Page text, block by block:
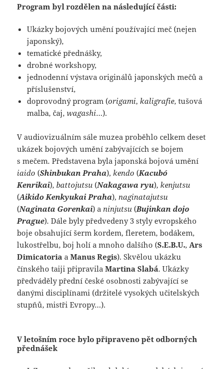
Program byl rozdělen na následující části:
Ukázky bojových umění používající meč (nejen
japonský),
tematické přednášky,
drobné workshopy,
jednodenní výstava originálů japonských mečů a
příslušenství,
doprovodný program (origami,kaligrafie, tušová
malba, čaj,wagashi…).
V audiovizuálním sále muzea proběhlo celkem deset
ukázek bojových umění zabývajících se bojem
s mečem. Představena byla japonská bojová umění
iaido (Shinbukan Praha),kendo (Kacubó
Kenrikai),battojutsu (Nakagawa ryu),kenjutsu
(Aikido Kenkyukai Praha),naginatajutsu
(Naginata Gorenkai) aninjutsu (Bujinkan dojo
Prague). Dále byly předvedeny 3 styly evropského
boje obsahující šerm kordem, fleretem, bodákem,
lukostřelbu, boj holí a mnoho dalšího (S.E.B.U.,Ars
Dimicatoria aManus Regis). Skvělou ukázku
čínského taiji připravilaMartina Slabá. Ukázky
předváděly přední české osobnosti zabývající se
danými disciplínami (držitelé vysokých učitelských
stupňů, mistři Evropy…).
V letošním roce bylo připraveno pět odborných
přednášek